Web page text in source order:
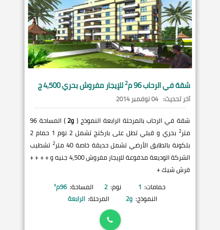
شقة فيالرحاب96 م 2للإيجار مفروش بحري 4,500 ج
آخر تحديث: 04 نوفمبر 2014
شقة في الرحاب بالمرحلة الرابعة النموذج ( و2
) المساحة 96
متر2
بحري و قبلي تطل على باركنج تشمل 2 نوم 1 حمام 2
بلكونة بالطابق الأرضي تشمل حديقة خاصة 40 متر
2 تشطيب
الشركة الوديعة مدفوعة للإيجار مفروش 4,500 جنيه و + + + +
فرش شيك +
حمامات: 1 نوم: 2 المساحة: 96م²
النموذج: و2 المرحلة: الرابعة